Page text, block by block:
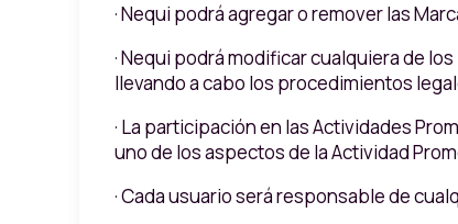
· Nequi podrá agregar o remover las
· Nequi podrá modificar cualquiera de
llevando a cabo los procedimientos
· La participación en las Actividades
uno de los aspectos de la Actividad
· Cada usuario será responsable de